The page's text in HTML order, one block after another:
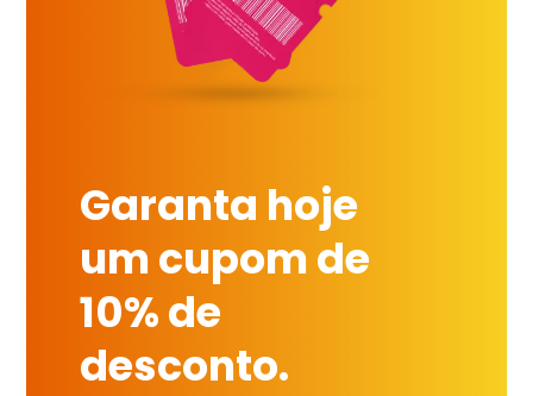
Garanta hoje
um cupom de
10% de
desconto.